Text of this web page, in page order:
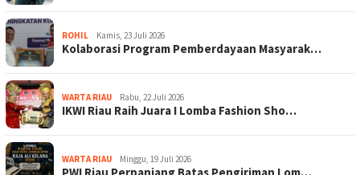
ROHIL Kamis, 23 Juli 2026
Kolaborasi Program Pemberdayaan Masyarak…
WARTA RIAU Rabu, 22 Juli 2026
IKWI Riau Raih Juara I Lomba Fashion Sho…
WARTA RIAU Minggu, 19 Juli 2026